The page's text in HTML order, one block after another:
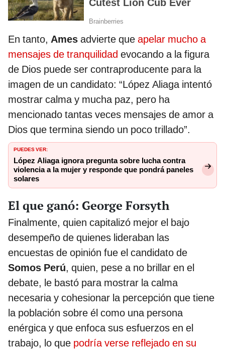
En tanto, Ames advierte que apelar mucho a
mensajes de tranquilidad evocando a la figura
de Dios puede ser contraproducente para la
imagen de un candidato: “López Aliaga intentó
mostrar calma y mucha paz, pero ha
mencionado tantas veces mensajes de amor a
Dios que termina siendo un poco trillado”.
PUEDES VER:
López Aliaga ignora pregunta sobre lucha contra
violencia a la mujer y responde que pondrá paneles
solares
El que ganó: George Forsyth
Finalmente, quien capitalizó mejor el bajo
desempeño de quienes lideraban las
encuestas de opinión fue el candidato de
Somos Perú, quien, pese a no brillar en el
debate, le bastó para mostrar la calma
necesaria y cohesionar la percepción que tiene
la población sobre él como una persona
enérgica y que enfoca sus esfuerzos en el
trabajo, lo que podría verse reflejado en su